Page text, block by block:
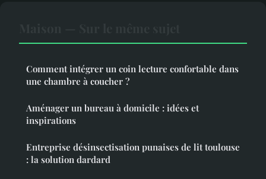
Comment intégrer un coin lecture confortable dans
une chambre à coucher ?
Aménager un bureau à domicile : idées et
inspirations
Entreprise désinsectisation punaises de lit toulouse
: la solution dardard